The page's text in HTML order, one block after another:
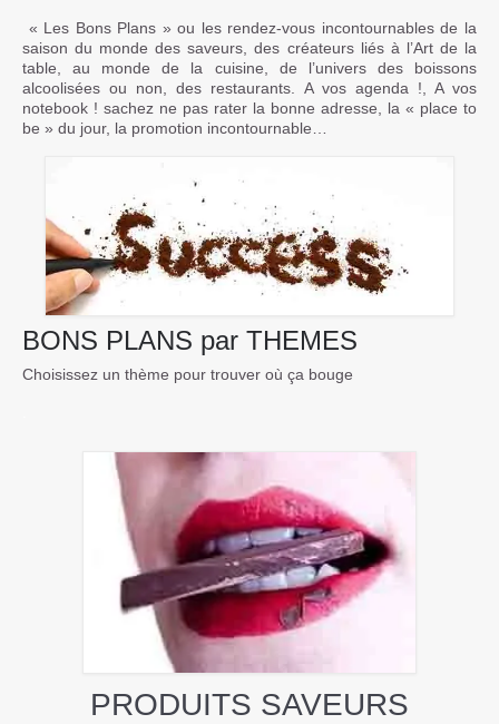
Contact
« Les Bons Plans » ou les rendez-vous incontournables de la
saison du monde des saveurs, des créateurs liés à l’Art de la
table, au monde de la cuisine, de l’univers des boissons
alcoolisées ou non, des restaurants. A vos agenda !, A vos
notebook ! sachez ne pas rater la bonne adresse, la « place to
be » du jour, la promotion incontournable…
BONS PLANS par THEMES
Choisissez un thème pour trouver où ça bouge
PRODUITS SAVEURS